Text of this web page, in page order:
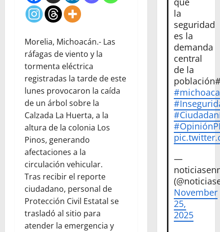
Morelia, Michoacán.- Las
ráfagas de viento y la
tormenta eléctrica
registradas la tarde de este
lunes provocaron la caída
de un árbol sobre la
Calzada La Huerta, a la
altura de la colonia Los
Pinos, generando
afectaciones a la
circulación vehicular.
Tras recibir el reporte
ciudadano, personal de
Protección Civil Estatal se
trasladó al sitio para
atender la emergencia y
la
seguridad
es la
demanda
central
de la
—
November
25,
2025